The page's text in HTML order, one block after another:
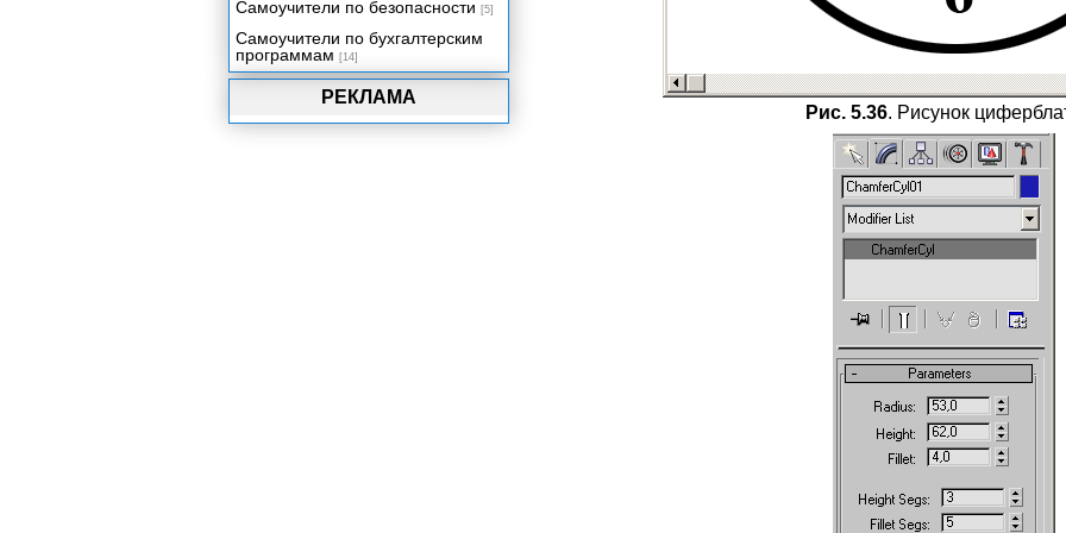
Рис. 5.36. Рисунок
РЕКЛАМА
Самоучители по безопасности [5]
Самоучители по бухгалтерским
программам [14]